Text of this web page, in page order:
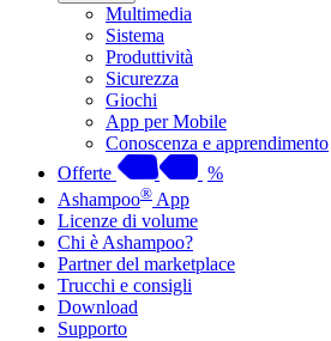
Multimedia
Sistema
Produttività
Sicurezza
Giochi
App per Mobile
Conoscenza e apprendimento
Offerte
%
Ashampoo® App
Licenze di volume
Chi è Ashampoo?
Partner del marketplace
Trucchi e consigli
Download
Supporto